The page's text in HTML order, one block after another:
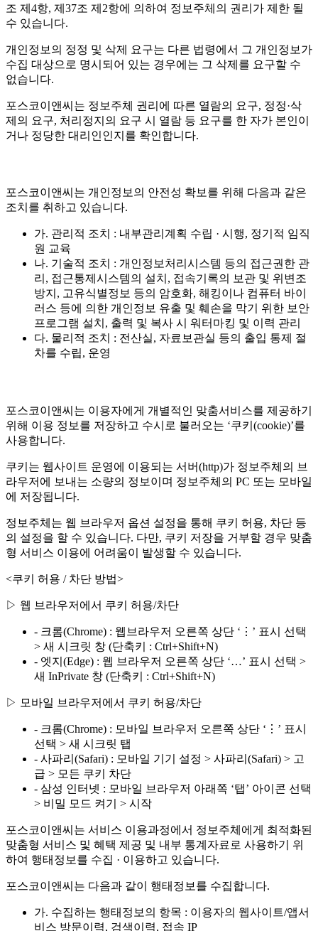
조 제4항, 제37조 제2항에 의하여 정보주체의 권리가 제한 될
수 있습니다.
개인정보의 정정 및 삭제 요구는 다른 법령에서 그 개인정보가
수집 대상으로 명시되어 있는 경우에는 그 삭제를 요구할 수
없습니다.
포스코이앤씨는 정보주체 권리에 따른 열람의 요구, 정정·삭
제의 요구, 처리정지의 요구 시 열람 등 요구를 한 자가 본인이
거나 정당한 대리인인지를 확인합니다.
포스코이앤씨는 개인정보의 안전성 확보를 위해 다음과 같은
조치를 취하고 있습니다.
가. 관리적 조치 : 내부관리계획 수립 · 시행, 정기적 임직
원 교육
나. 기술적 조치 : 개인정보처리시스템 등의 접근권한 관
리, 접근통제시스템의 설치, 접속기록의 보관 및 위변조
방지, 고유식별정보 등의 암호화, 해킹이나 컴퓨터 바이
러스 등에 의한 개인정보 유출 및 훼손을 막기 위한 보안
프로그램 설치, 출력 및 복사 시 워터마킹 및 이력 관리
다. 물리적 조치 : 전산실, 자료보관실 등의 출입 통제 절
차를 수립, 운영
포스코이앤씨는 이용자에게 개별적인 맞춤서비스를 제공하기
위해 이용 정보를 저장하고 수시로 불러오는 ‘쿠키(cookie)’를
사용합니다.
쿠키는 웹사이트 운영에 이용되는 서버(http)가 정보주체의 브
라우저에 보내는 소량의 정보이며 정보주체의 PC 또는 모바일
에 저장됩니다.
정보주체는 웹 브라우저 옵션 설정을 통해 쿠키 허용, 차단 등
의 설정을 할 수 있습니다. 다만, 쿠키 저장을 거부할 경우 맞춤
형 서비스 이용에 어려움이 발생할 수 있습니다.
<쿠키 허용 / 차단 방법>
▷ 웹 브라우저에서 쿠키 허용/차단
- 크롬(Chrome) : 웹브라우저 오른쪽 상단 ‘⋮’ 표시 선택
> 새 시크릿 창 (단축키 : Ctrl+Shift+N)
- 엣지(Edge) : 웹 브라우저 오른쪽 상단 ‘…’ 표시 선택 >
새 InPrivate 창 (단축키 : Ctrl+Shift+N)
▷ 모바일 브라우저에서 쿠키 허용/차단
- 크롬(Chrome) : 모바일 브라우저 오른쪽 상단 ‘⋮’ 표시
선택 > 새 시크릿 탭
- 사파리(Safari) : 모바일 기기 설정 > 사파리(Safari) > 고
급 > 모든 쿠키 차단
- 삼성 인터넷 : 모바일 브라우저 아래쪽 ‘탭’ 아이콘 선택
> 비밀 모드 켜기 > 시작
포스코이앤씨는 서비스 이용과정에서 정보주체에게 최적화된
맞춤형 서비스 및 혜택 제공 및 내부 통계자료로 사용하기 위
하여 행태정보를 수집 · 이용하고 있습니다.
포스코이앤씨는 다음과 같이 행태정보를 수집합니다.
가. 수집하는 행태정보의 항목 : 이용자의 웹사이트/앱서
비스 방문이력, 검색이력, 접속 IP